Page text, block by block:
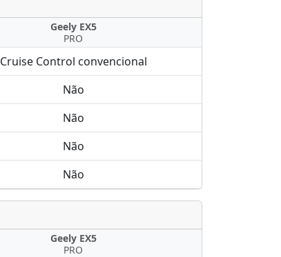
Geely EX5
PRO
Cruise Control convencional
Não
Não
Não
Não
Geely EX5
PRO